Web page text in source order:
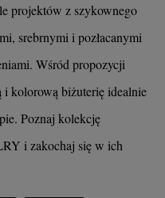
projektów z szykownego
srebrnymi i pozłacanymi
Wśród propozycji
i kolorową biżuterię idealnie
Poznaj kolekcję
i zakochaj się w ich